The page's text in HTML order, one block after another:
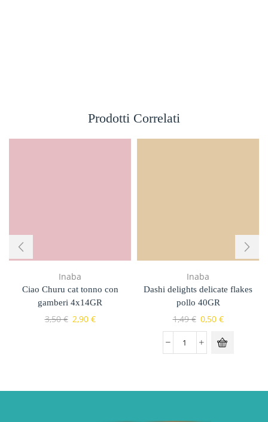
Prodotti Correlati
Inaba
Ciao Churu cat tonno con
gamberi 4x14GR
3,50€ 2,90 €
Inaba
Dashi delights delicate flakes
pollo 40GR
1,49€ 0,50 €